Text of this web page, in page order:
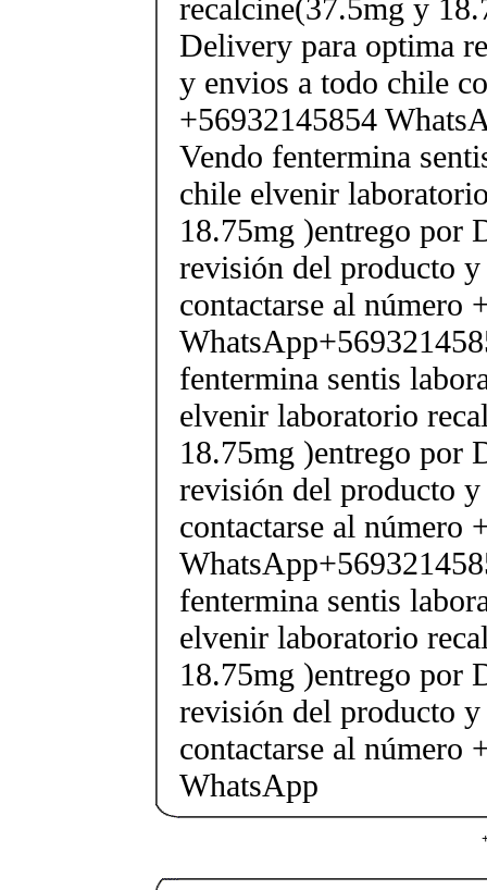
recalcine(37.5mg y
Delivery para optima
y envios a todo chile
+56932145854
Vendo fentermina
chile elvenir
18.75mg )entrego por
revisión del producto
contactarse al número
fentermina sentis
elvenir laboratorio
18.75mg )entrego por
revisión del producto
contactarse al número
fentermina sentis
elvenir laboratorio
18.75mg )entrego por
revisión del producto
contactarse al número
WhatsApp